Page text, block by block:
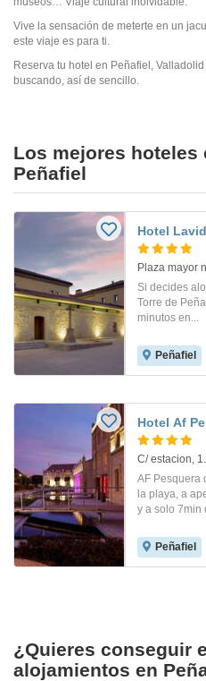
Vive la sensación de meterte en un
este viaje es para ti.
Reserva tu hotel en Peñafiel,
buscando, así de sencillo.
Los mejores hoteles
Peñafiel
Hotel
Plaza mayor
Si decides
Torre de
minutos en...
Peñafiel
Hotel Af
C/ estacion,
AF Pesquera
la playa, a
y a solo 7min
Peñafiel
¿Quieres conseguir
alojamientos en